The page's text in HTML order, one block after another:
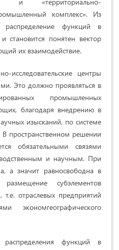
и «территориально-
комплекс». Из
распределение функций в
становится понятен вектор
их взаимодействие.
исследовательские центры
Это должно проявляться в
промышленных
благодаря внедрению в
изысканий, по системе
В пространственном решении
обязательными связями
и научным. При
а значит равносвободна в
субэлементов
отраслевых предприятий
экономгеографического
функций в